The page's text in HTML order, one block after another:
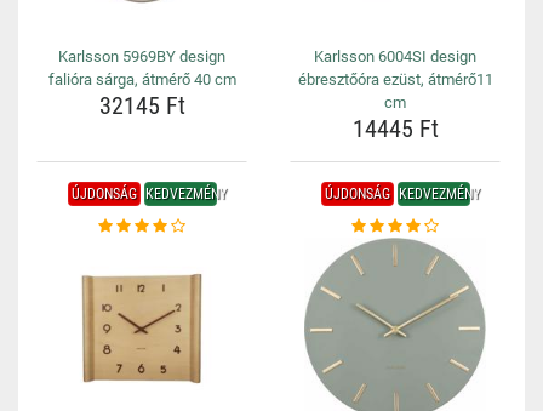
Karlsson 5969BY design
falióra sárga, átmérő 40 cm
32145 Ft
Karlsson 6004SI design
ébresztőóra ezüst, átmérő11
cm
14445 Ft
ÚJDONSÁG KEDVEZMÉNY ÚJDONSÁG KEDVEZMÉNY